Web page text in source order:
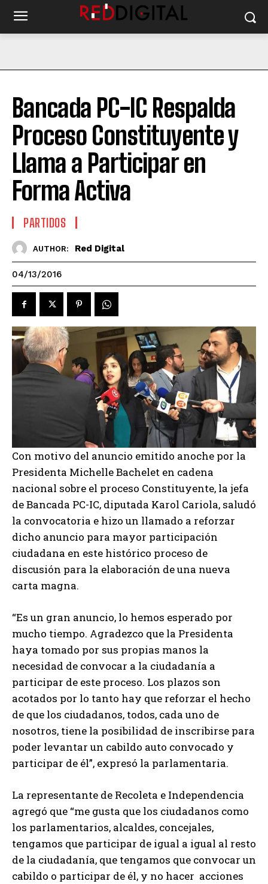
Bancada PC-IC Respalda
Proceso Constituyente y
Llama a Participar en
Forma Activa
PARTIDOS
AUTHOR: Red Digital
04/13/2016
Con motivo del anuncio emitido anoche por la
Presidenta Michelle Bachelet en cadena
nacional sobre el proceso Constituyente, la jefa
de Bancada PC-IC, diputada Karol Cariola, saludó
la convocatoria e hizo un llamado a reforzar
dicho anuncio para mayor participación
ciudadana en este histórico proceso de
discusión para la elaboración de una nueva
carta magna.
“Es un gran anuncio, lo hemos esperado por
mucho tiempo. Agradezco que la Presidenta
haya tomado por sus propias manos la
necesidad de convocar a la ciudadanía a
participar de este proceso. Los plazos son
acotados por lo tanto hay que reforzar el hecho
de que los ciudadanos, todos, cada uno de
nosotros, tiene la posibilidad de inscribirse para
poder levantar un cabildo auto convocado y
participar de él”, expresó la parlamentaria.
La representante de Recoleta e Independencia
agregó que “me gusta que los ciudadanos como
los parlamentarios, alcaldes, concejales,
tengamos que participar de igual a igual al resto
de la ciudadanía, que tengamos que convocar un
cabildo o participar de él, y no hacer acciones